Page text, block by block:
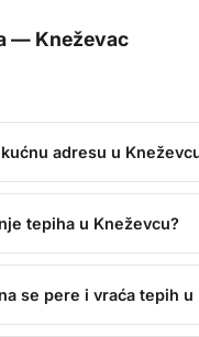
— Kneževac
adresu u
tepiha u Kneževcu?
se pere i vraća tepih u